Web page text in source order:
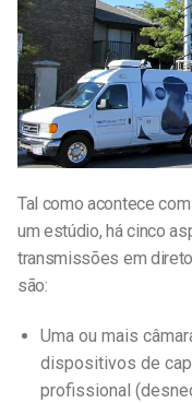
Tal como acontece
um estúdio, há cinco
transmissões em
são:
Uma ou mais
dispositivos de
profissional